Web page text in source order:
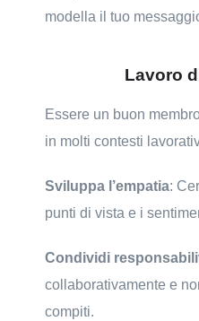
modella il tuo
Lavoro
Essere un buon
in molti contesti
Sviluppa l’empatia:
punti di vista e i
Condividi
collaborativamente e
compiti.